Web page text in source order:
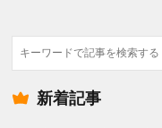
検
索
新着記事